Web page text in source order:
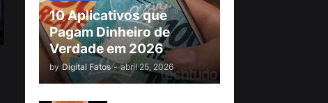
10 Aplicativos que
Pagam Dinheiro de
Verdade em 2026
by Digital Fatos - abril 25, 2026